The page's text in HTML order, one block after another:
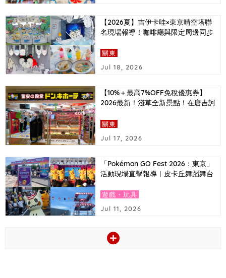
【2026夏】吉伊卡哇×東京晴空塔聯
名現場報導！咖啡廳與限定周邊同步
關東
Jul 18, 2026
【10%＋最高7%OFF免稅優惠券】
2026最新！淺草全新景點！在唐吉訶
值優惠券大公開！
關東
Jul 17, 2026
「Pokémon GO Fest 2026：東京」
活動現場直擊報導｜皮卡丘舞蹈舞台
遊戲・玩具
Jul 11, 2026